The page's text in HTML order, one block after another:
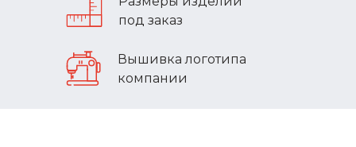
под заказ
Вышивка логотипа
компании